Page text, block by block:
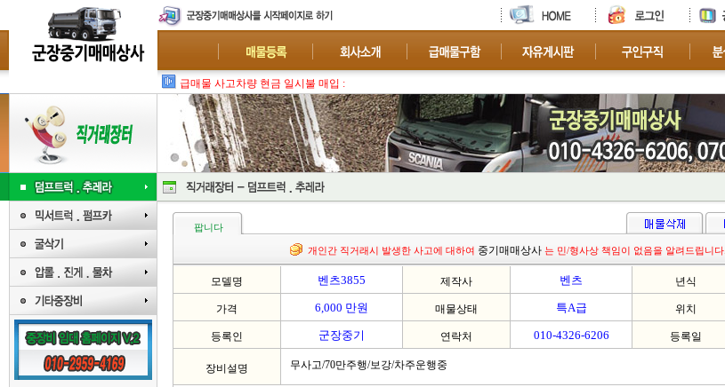
급매물 사고차량 현금 일시불 매입 : 폐차-수출차량 문의 환영 합니
팝니다
개인간 직거래시 발생한 사고에 대하여 중기매매상사 는 민/형사상 책임이 없음을 알려드립니다.
모델명 벤츠3855 제작사 벤츠 년식
가격 6,000 만원 매물상태 특A급 위치
등록인 군장중기 연락처 010-4326-6206 등록일
장비설명 무사고/70만주행/보강/차주운행중